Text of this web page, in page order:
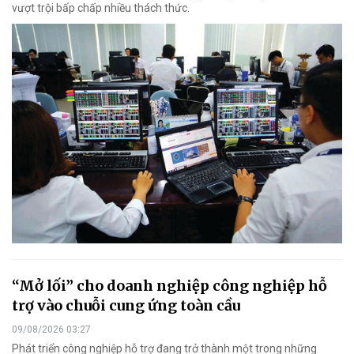
vượt trội bấp chấp nhiều thách thức.
“Mở lối” cho doanh nghiệp công nghiệp hỗ
trợ vào chuỗi cung ứng toàn cầu
09/08/2026 03:27
Phát triển công nghiệp hỗ trợ đang trở thành một trong những